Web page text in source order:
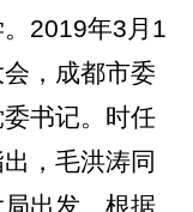
2019年3月1
，成都市委
书记。时任
，毛洪涛同
出发、根据